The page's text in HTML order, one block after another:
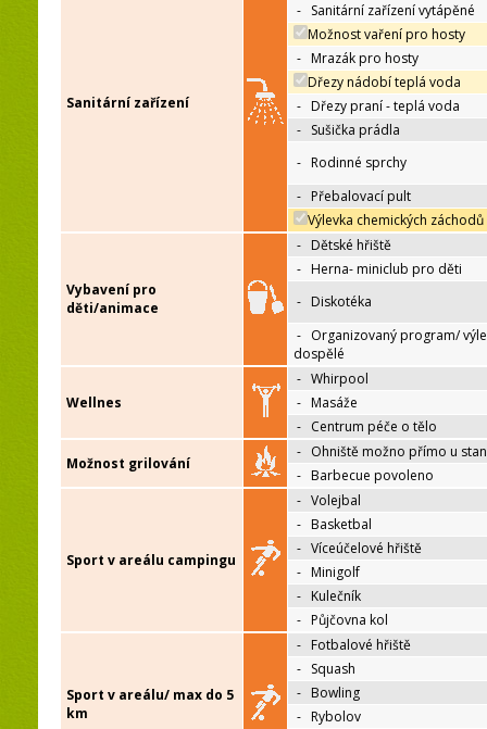
Sanitární zařízení
- Sanitární zařízení vytápěné
Možnost vaření pro hosty
- Mrazák pro hosty
Dřezy nádobí teplá voda
- Dřezy praní - teplá voda
- Sušička prádla
- Rodinné sprchy
- Přebalovací pult
Výlevka chemických záchodů
Vybavení pro
děti/animace
- Dětské hřiště
- Herna- miniclub pro děti
- Diskotéka
- Organizovaný program/
dospělé
Wellnes
- Whirpool
- Masáže
- Centrum péče o tělo
Možnost grilování
- Ohniště možno přímo u
- Barbecue povoleno
Sport v areálu campingu
- Volejbal
- Basketbal
- Víceúčelové hřiště
- Minigolf
- Kulečník
- Půjčovna kol
Sport v areálu/ max do 5
km
- Fotbalové hřiště
- Squash
- Bowling
- Rybolov